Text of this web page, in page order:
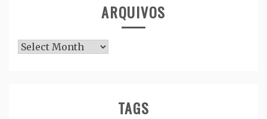
ARQUIVOS
Arquivos
TAGS